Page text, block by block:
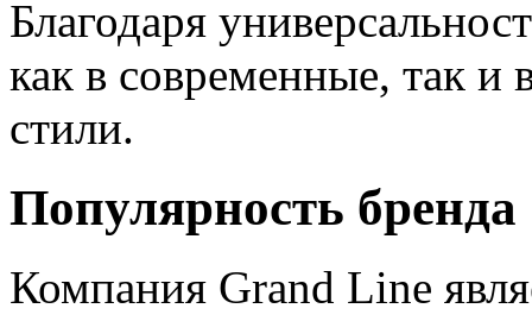
Благодаря
как в современные, так и
стили.
Популярность
Компания Grand Line